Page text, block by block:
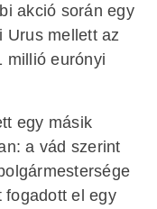
akció során egy
Urus mellett az
millió eurónyi
egy másik
a vád szerint
fogadott el egy